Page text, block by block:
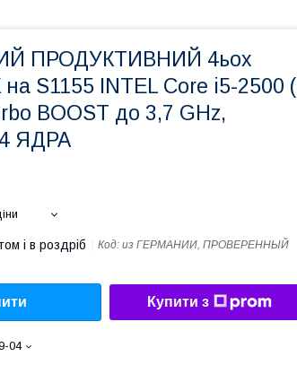
ПРОДУКТИВНИЙ 4ьох
S1155 INTEL Core i5-2500 (
BOOST до 3,7 GHz,
4 ЯДРА
і в роздріб Код: из ГЕРМАНИИ, ПРОВЕРЕННЫЙ
Купити з
04